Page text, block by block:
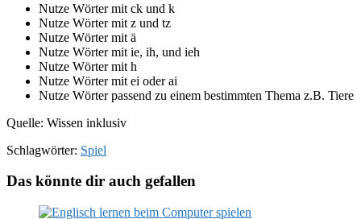
Nutze Wörter mit ck und k
Nutze Wörter mit z und tz
Nutze Wörter mit ä
Nutze Wörter mit ie, ih, und ieh
Nutze Wörter mit h
Nutze Wörter mit ei oder ai
Nutze Wörter passend zu einem bestimmten Thema z.B. Tiere
Quelle: Wissen inklusiv
Schlagwörter: Spiel
Das könnte dir auch gefallen